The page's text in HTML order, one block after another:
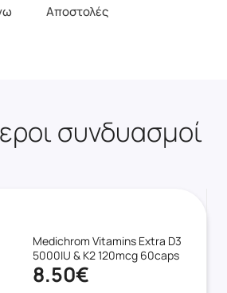
Αποστολές
συνδυασμοί
Medichrom Vitamins Extra D3
5000IU & K2 120mcg 60caps
8.50€